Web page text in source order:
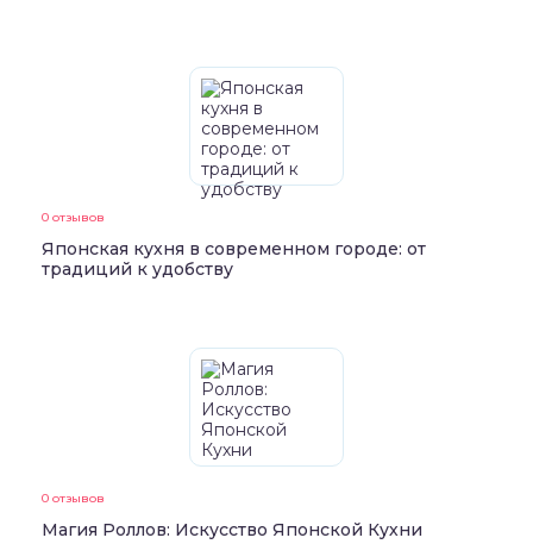
0 отзывов
Японская кухня в современном городе: от
традиций к удобству
0 отзывов
Магия Роллов: Искусство Японской Кухни